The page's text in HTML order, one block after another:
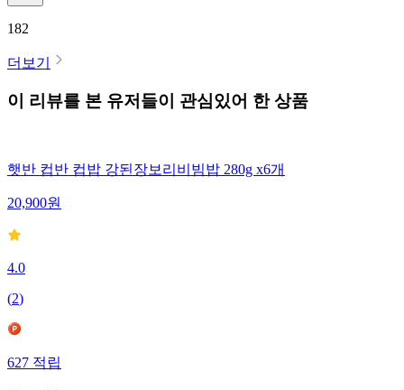
182
더보기
이 리뷰를 본 유저들이 관심있어 한 상품
햇반 컵반 컵밥 강된장보리비빔밥 280g x6개
20,900원
4.0
(2)
627적립